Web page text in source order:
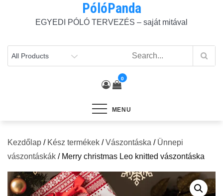
PólóPanda
EGYEDI PÓLÓ TERVEZÉS – saját mitával
0
MENU
Kezdőlap / Kész termékek /Vászontáska / Ünnepi
vászontáskák / Merry christmas Leo knitted vászontáska